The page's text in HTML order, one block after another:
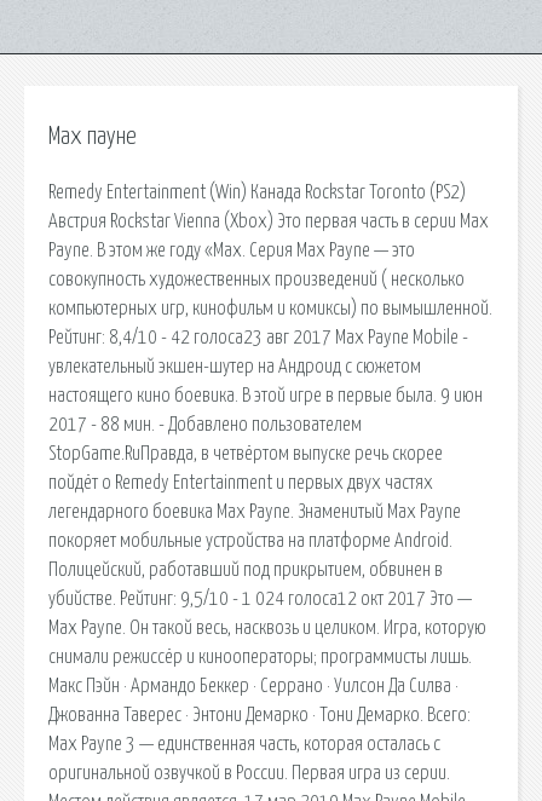
Мах пауне
Remedy Entertainment (Win) Канада Rockstar Toronto (PS2)
Австрия Rockstar Vienna (Xbox) Это первая часть в серии Max
Payne. В этом же году «Max. Серия Max Payne — это
совокупность художественных произведений ( несколько
компьютерных игр, кинофильм и комиксы) по вымышленной.
Рейтинг: 8,4/10 - 42 голоса23 авг 2017 Max Payne Mobile -
увлекательный экшен-шутер на Андроид с сюжетом
настоящего кино боевика. В этой игре в первые была. 9 июн
2017 - 88 мин. - Добавлено пользователем
StopGame.RuПравда, в четвёртом выпуске речь скорее
пойдёт о Remedy Entertainment и первых двух частях
легендарного боевика Max Payne. Знаменитый Max Payne
покоряет мобильные устройства на платформе Android.
Полицейский, работавший под прикрытием, обвинен в
убийстве. Рейтинг: 9,5/10 - 1 024 голоса12 окт 2017 Это —
Max Payne. Он такой весь, насквозь и целиком. Игра, которую
снимали режиссёр и кинооператоры; программисты лишь.
Макс Пэйн · Армандо Беккер · Серрано · Уилсон Да Силва ·
Джованна Таверес · Энтони Демарко · Тони Демарко. Всего:
Max Payne 3 — единственная часть, которая осталась с
оригинальной озвучкой в России. Первая игра из серии.